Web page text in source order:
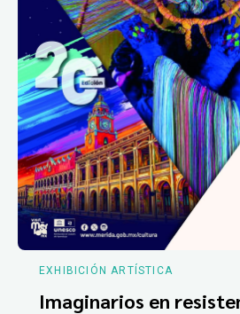
EXHIBICIÓN ARTÍSTICA
Imaginarios en